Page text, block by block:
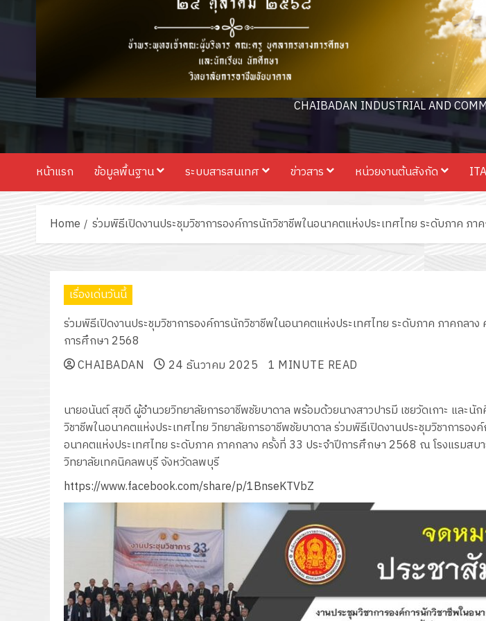
CHAIBADAN INDUSTRIAL AND
หน้าแรก ข้อมูลพื้นฐาน ระบบสารสนเทศ ข่าวสาร หน่วยงานต้นสังกัด ITA
Home ร่วมพิธีเปิดงานประชุมวิชาการองค์การนักวิชาชีพในอนาคตแห่งประเทศไทย ระดับภาค ภ
เรื่องเด่นวันนี้
ร่วมพิธีเปิดงานประชุมวิชาการองค์การนักวิชาชีพในอนาคตแห่งประเทศไทย ระดับภาค ภาคกลาง
การศึกษา 2568
CHAIBADAN
24 ธันวาคม 2025 1 MINUTE READ
นายอนันต์ สุขดี ผู้อำนวยวิทยาลัยการอาชีพชัยบาดาล พร้อมด้วยนางสาวปารมี เชยวัดเกาะ และนั
วิชาชีพในอนาคตแห่งประเทศไทย วิทยาลัยการอาชีพชัยบาดาล ร่วมพิธีเปิดงานประชุมวิชาการอง
อนาคตแห่งประเทศไทย ระดับภาค ภาคกลาง ครั้งที่ 33 ประจำปีการศึกษา 2568 ณ โรงแรมสบา
วิทยาลัยเทคนิคลพบุรี จังหวัดลพบุรี
https://www.facebook.com/share/p/1BnseKTVbZ